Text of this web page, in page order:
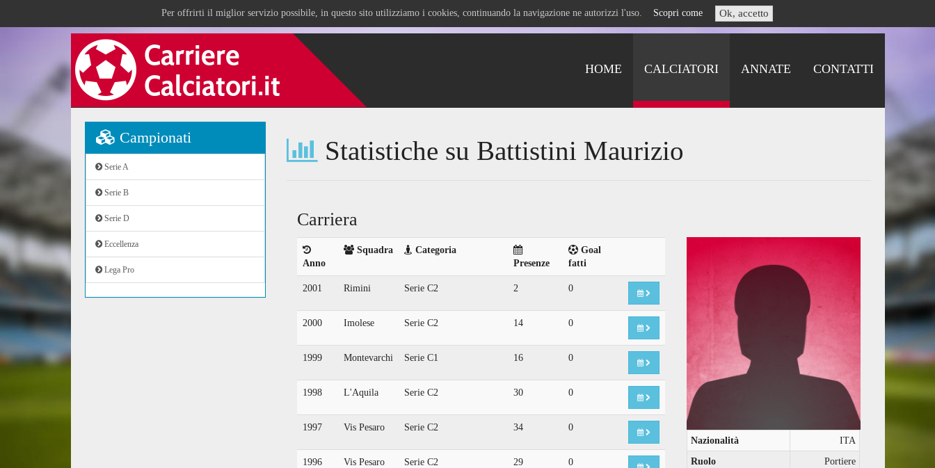
Per offrirti il miglior servizio possibile, in questo sito utilizziamo i cookies, continuando la navigazione ne autorizzi l'uso. Scopri come Ok, accetto
HOME CALCIATORI ANNATE CONTATTI
Campionati
Serie A
Serie B
Serie D
Eccellenza
Lega Pro
Statistiche su Battistini Maurizio
Carriera
Anno
Squadra
Categoria
Presenze
Goal
fatti
2001 Rimini Serie C2 2 0
2000 Imolese Serie C2 14 0
1999 Montevarchi Serie C1 16 0
1998 L'Aquila Serie C2 30 0
1997 Vis Pesaro Serie C2 34 0
1996 Vis Pesaro Serie C2 29 0
Nazionalità
ITA
Ruolo
Portiere